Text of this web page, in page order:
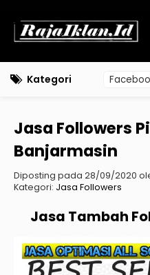
Kategori
Jasa Followers
Banjarmasin
Diposting pada 28/09/2020
Kategori: Jasa Followers
Jasa Tambah